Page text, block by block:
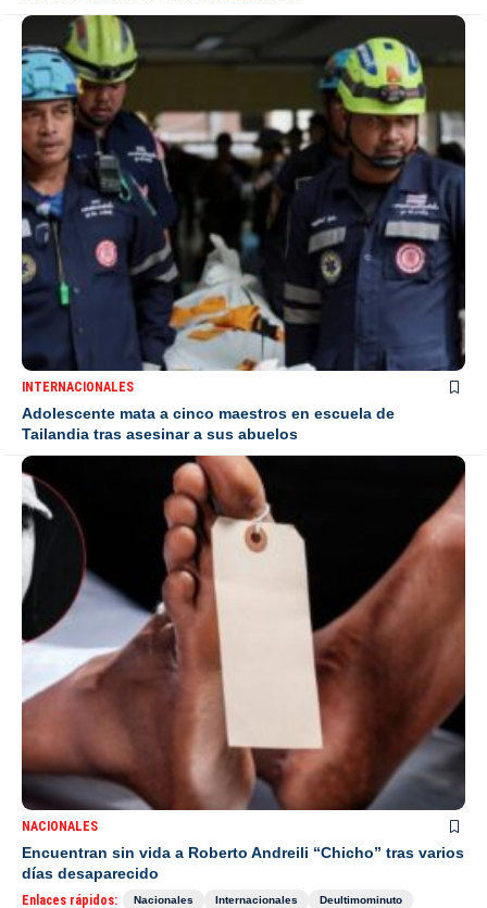
INTERNACIONALES
Adolescente mata a cinco maestros en escuela de
Tailandia tras asesinar a sus abuelos
NACIONALES
Encuentran sin vida a Roberto Andreili “Chicho” tras varios
días desaparecido
Enlaces rápidos: Nacionales Internacionales
Deultimominuto